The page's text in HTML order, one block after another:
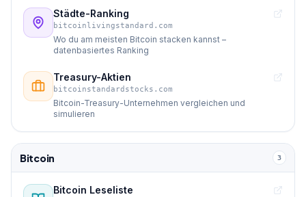
Städte-Ranking
bitcoinlivingstandard.com
Wo du am meisten Bitcoin stacken kannst –
datenbasiertes Ranking
Treasury-Aktien
bitcoinstandardstocks.com
Bitcoin-Treasury-Unternehmen vergleichen und
simulieren
Bitcoin 3
Bitcoin Leseliste